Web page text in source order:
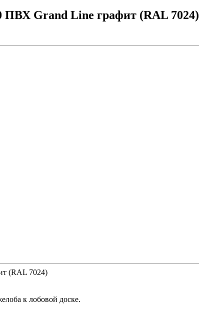
ПВХ Grand Line графит (RAL 7024)
(RAL 7024)
к лобовой доске.